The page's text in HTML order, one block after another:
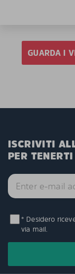
GUARDA I
ISCRIVITI
PER
* Desidero
via mail.